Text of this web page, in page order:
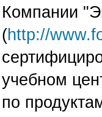
Компании
(http://
учебном
по